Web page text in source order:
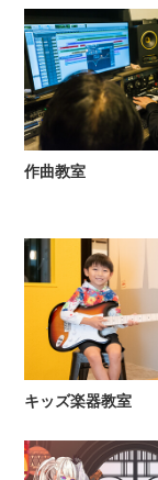
作曲教室
キッズ楽器教室